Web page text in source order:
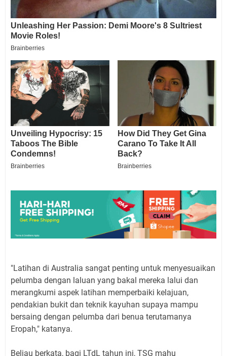
"Latihan di Australia sangat penting untuk menyesuaikan
pelumba dengan laluan yang bakal mereka lalui dan
merangkumi aspek latihan memperbaiki kelajuan,
pendakian bukit dan teknik kayuhan supaya mampu
bersaing dengan pelumba dari benua terutamanya
Eropah," katanya.
Beliau berkata, bagi LTdL tahun ini, TSG mahu